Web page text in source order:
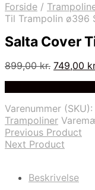
Forside /
Til Trampolin ø396
Salta Cover
899,00kr. Den
899,00
749,00
Varenummer (SKU):
Trampoliner
Previous Product
Next Product
Beskrivelse